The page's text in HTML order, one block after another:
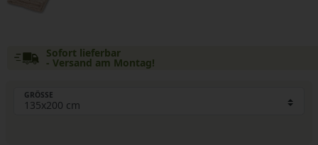
Sofort lieferbar
- Versand am Montag!
GRÖSSE